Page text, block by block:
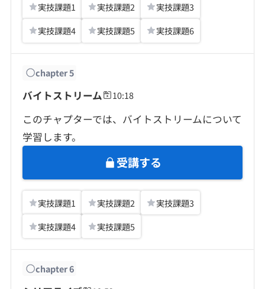
実技課題1 実技課題2 実技課題3
実技課題4 実技課題5 実技課題6
chapter5
バイトストリーム 10:18
このチャプターでは、バイトストリームについて
学習します。
受講する
実技課題1 実技課題2 実技課題3
実技課題4 実技課題5
chapter6